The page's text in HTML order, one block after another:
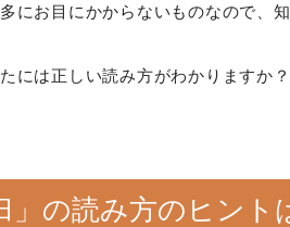
にお目にかからないものなので、
には正しい読み方がわかりますか？
」の読み方のヒント